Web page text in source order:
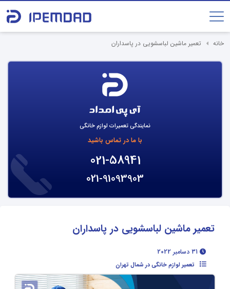
خانه تعمیر ماشین لباسشویی در پاسداران
نمایندگی تعمیرات لوازم خانگی
با ما در تماس باشید
021-58941
021-91093903
تعمیر ماشین لباسشویی در پاسداران
تعمیر لوازم خانگی در شمال تهران